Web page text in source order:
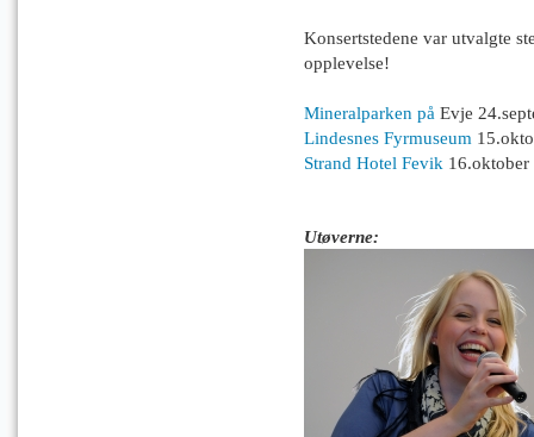
Konsertstedene var utvalgte
opplevelse!
Mineralparken på Evje
Lindesnes Fyrmuseum
Strand Hotel Fevik
Utøverne: